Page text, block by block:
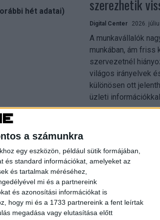
a számunkra
egy eszközön, például sütik formájában,
és standard információkat, amelyeket az
és tartalmak méréséhez,
mi és a partnereink
és azonosítási információkat is
hogy mi és a 1733 partnereink a fent leírtak
megadása vagy elutasítása előtt
hét adatai)
estéken
első látásra
két műsor heti
ki a differencia.
szerezhetik
Digital Center 2026.
A munkavállalók
munkában, ám
szervezetnél
világos irányelvek
különösen ott
üzleti
Megérkezett
gyűjtemény a
Digital Center 2026.
A párizsi Louvre
most először
Ezzel a világ egyik
összesen már 51